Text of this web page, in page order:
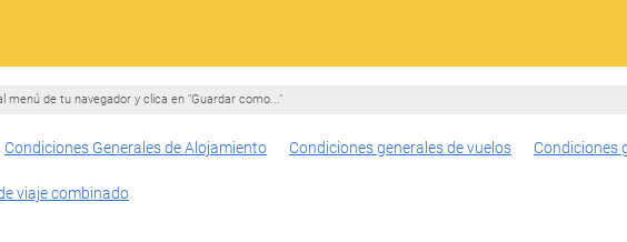
de tu navegador y clica en "Guardar como..."
Condiciones Generales de Alojamiento Condiciones generales de vuelos Condiciones
viaje combinado